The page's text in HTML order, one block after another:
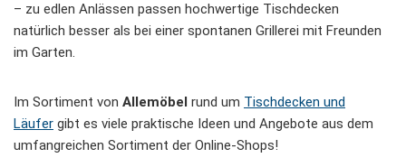
– zu edlen Anlässen passen hochwertige Tischdecken
natürlich besser als bei einer spontanen Grillerei mit Freunden
im Garten.
Im Sortiment von Allemöbel rund um Tischdecken und
Läufer gibt es viele praktische Ideen und Angebote aus dem
umfangreichen Sortiment der Online-Shops!